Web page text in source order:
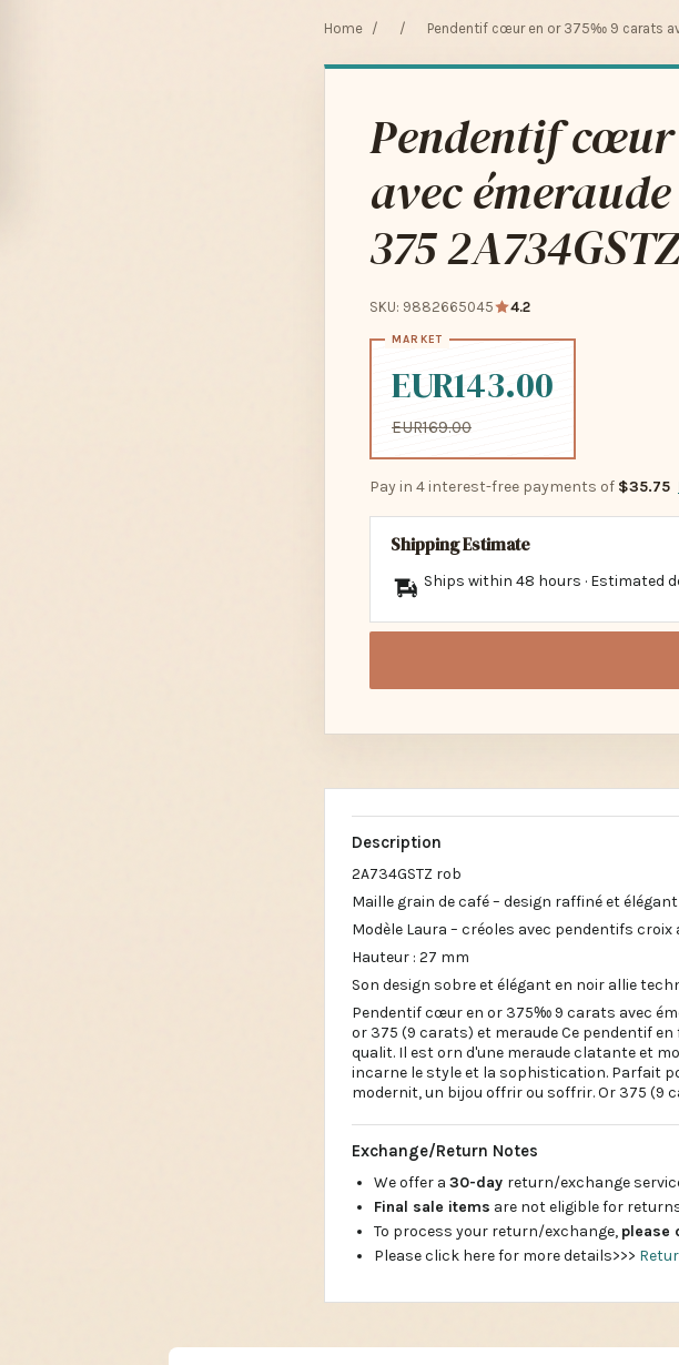
Home / / Pendentif cœur en or 375‰ 9 carats
Pendentif
avec
375
SKU: 9882665045 4.2
EUR143.00
EUR169.00
Pay in 4 interest-free payments of $35.75
Shipping Estimate
Ships within 48 hours · Estimated
Description
2A734GSTZ rob
Maille grain de café – design raffiné et élégant
Modèle Laura – créoles avec pendentifs croix
Hauteur : 27 mm
Son design sobre et élégant en noir allie
Pendentif cœur en or 375‰ 9 carats avec
or 375 (9 carats) et meraude Ce pendentif
qualit. Il est orn d'une meraude clatante et
incarne le style et la sophistication. Parfait
modernit, un bijou offrir ou soffrir. Or 375 (9
Exchange/Return Notes
We offer a 30-day return/exchange
Final sale items are not eligible for
To process your return/exchange, please
Please click here for more details>>>